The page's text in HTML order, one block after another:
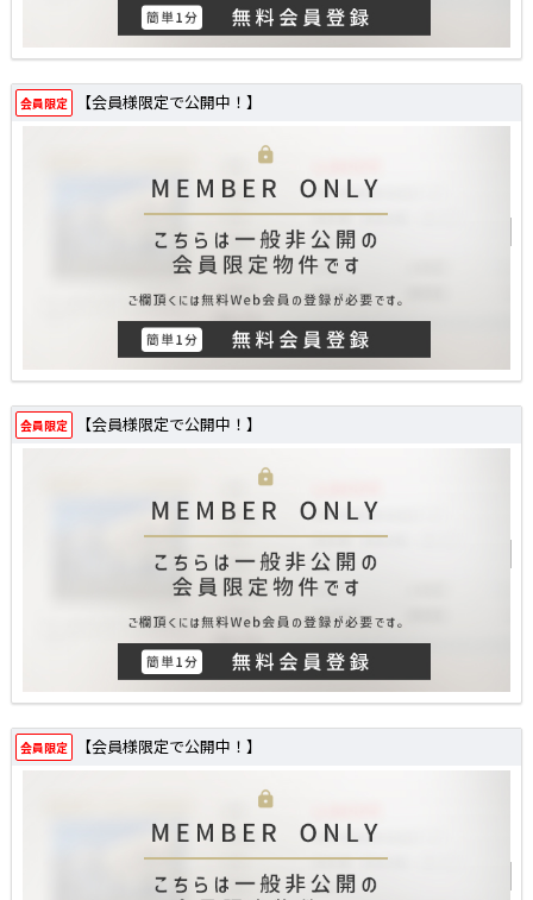
会員限定 【会員様限定で公開中！】
会員限定 【会員様限定で公開中！】
会員限定 【会員様限定で公開中！】